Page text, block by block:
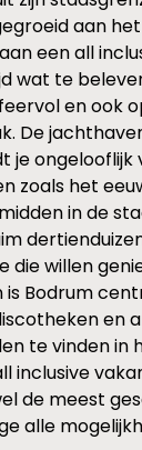
aan
een all
wat te
en ook
De
je ongelooflijk
zoals het
in de
die willen
is Bodrum
en
te vinden in
inclusive
de meest
alle